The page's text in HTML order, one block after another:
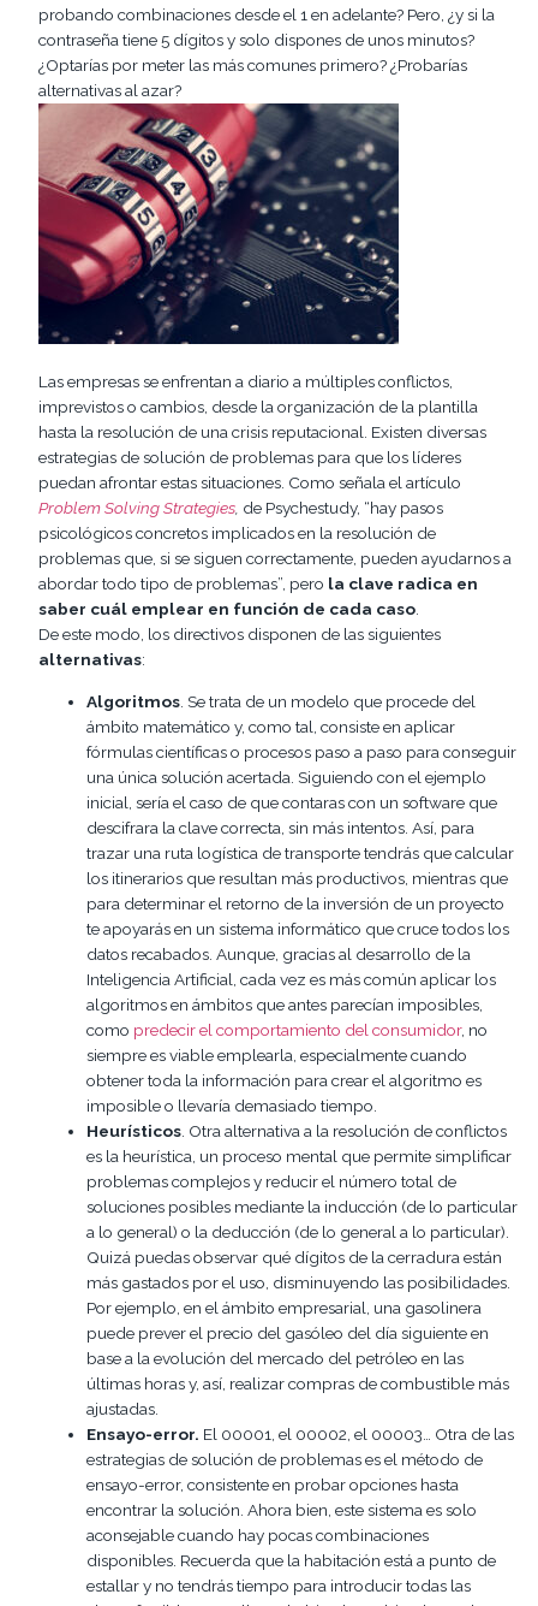
probando combinaciones desde el 1 en adelante? Pero, ¿y si la
contraseña tiene 5 dígitos y solo dispones de unos minutos?
¿Optarías por meter las más comunes primero? ¿Probarías
alternativas al azar?
Las empresas se enfrentan a diario a múltiples conflictos,
imprevistos o cambios, desde la organización de la plantilla
hasta la resolución de una crisis reputacional. Existen diversas
estrategias de solución de problemas para que los líderes
puedan afrontar estas situaciones. Como señala el artículo
Problem Solving Strategies de Psychestudy, “hay pasos
psicológicos concretos implicados en la resolución de
problemas que, si se siguen correctamente, pueden ayudarnos a
abordar todo tipo de problemas”, pero la clave radica en
saber cuál emplear en función de cada caso
De este modo, los directivos disponen de las siguientes
alternativas:
Algoritmos . Se trata de un modelo que procede del
ámbito matemático y, como tal, consiste en aplicar
fórmulas científicas o procesos paso a paso para conseguir
una única solución acertada. Siguiendo con el ejemplo
inicial, sería el caso de que contaras con un software que
descifrara la clave correcta, sin más intentos. Así, para
trazar una ruta logística de transporte tendrás que calcular
los itinerarios que resultan más productivos, mientras que
para determinar el retorno de la inversión de un proyecto
te apoyarás en un sistema informático que cruce todos los
datos recabados. Aunque, gracias al desarrollo de la
Inteligencia Artificial, cada vez es más común aplicar los
algoritmos en ámbitos que antes parecían imposibles,
como predecir el comportamiento del consumidor, no
siempre es viable emplearla, especialmente cuando
obtener toda la información para crear el algoritmo es
imposible o llevaría demasiado tiempo.
Heurísticos . Otra alternativa a la resolución de conflictos
es la heurística, un proceso mental que permite simplificar
problemas complejos y reducir el número total de
soluciones posibles mediante la inducción (de lo particular
a lo general) o la deducción (de lo general a lo particular).
Quizá puedas observar qué dígitos de la cerradura están
más gastados por el uso, disminuyendo las posibilidades.
Por ejemplo, en el ámbito empresarial, una gasolinera
puede prever el precio del gasóleo del día siguiente en
base a la evolución del mercado del petróleo en las
últimas horas y, así, realizar compras de combustible más
ajustadas.
Ensayo-error. El 00001, el 00002, el 00003… Otra de las
estrategias de solución de problemas es el método de
ensayo-error, consistente en probar opciones hasta
encontrar la solución. Ahora bien, este sistema es solo
aconsejable cuando hay pocas combinaciones
disponibles. Recuerda que la habitación está a punto de
estallar y no tendrás tiempo para introducir todas las